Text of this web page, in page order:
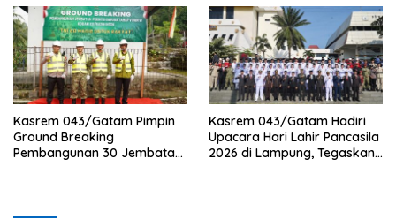
Kasrem 043/Gatam Pimpin
Ground Breaking
Pembangunan 30 Jembatan
Kasrem 043/Gatam Hadiri
Upacara Hari Lahir Pancasila
2026 di Lampung, Tegaskan